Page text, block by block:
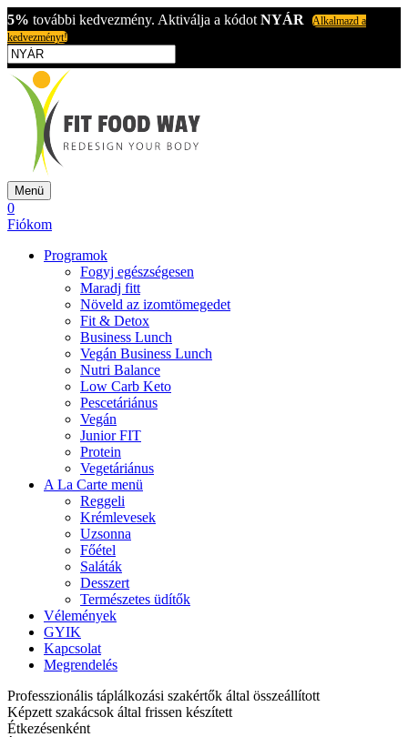
5% további kedvezmény. Aktiválja a kódot NYÁR
Alkalmazd a
kedvezményt!
Menü
0
Fiókom
Programok
Fogyj egészségesen
Maradj fitt
Növeld az izomtömegedet
Fit & Detox
Business Lunch
Vegán Business Lunch
Nutri Balance
Low Carb Keto
Pescetáriánus
Vegán
Junior FIT
Protein
Vegetáriánus
A La Carte menü
Reggeli
Krémlevesek
Uzsonna
Főétel
Saláták
Desszert
Természetes üdítők
Vélemények
GYIK
Kapcsolat
Megrendelés
Professzionális táplálkozási szakértők által összeállított
Képzett szakácsok által frissen készített
Étkezésenként